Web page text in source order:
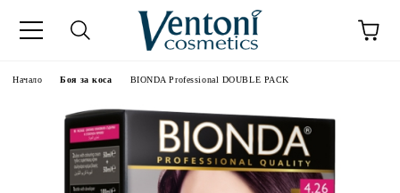
Начало Боя за коса BIONDA Professional DOUBLE PACK